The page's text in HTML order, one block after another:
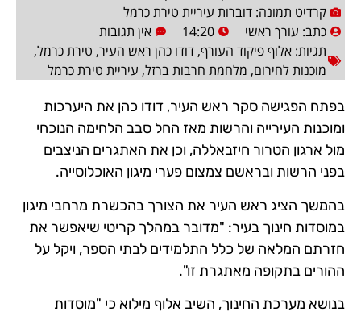
קרדיט תמונה: דוברות עיריית טירת כרמל
כתב: עורך ראשי 14:20
אין תגובות
תגיות: אלוף פיקוד העורף, דודו כהן ראש העיר, טירת כרמל,
מוכנות לחירום, מלחמת חרבות ברזל, עיריית טירת כרמל
בפתח הפגישה סקר ראש העיר, דודו כהן את היערכות
ומוכנות העירייה והרשות מאז החל סבב הלחימה הנוכחי
מול ארגון הטרור חיזבאללה, וכן את האתגרים הניצבים
בפני הרשות ובראשם צמצום פערי מיגון האוכלוסייה.
בהמשך הציג ראש העיר את הצורך בהכשרת מרחבי מיגון
במוסדות חינוך בעיר: "מדובר במהלך קריטי שיאפשר את
חזרתם המלאה של כלל התלמידים לבתי הספר, ויקל על
ההורים בתקופה מאתגרת זו".
בנושא מערכת החינוך, השיב אלוף מילוא כי "מוסדות